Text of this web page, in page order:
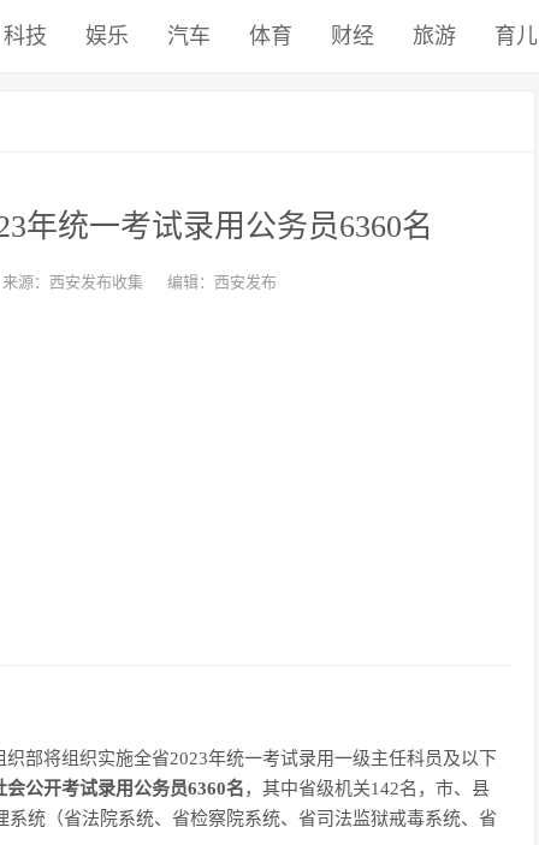
科技 娱乐 汽车 体育 财经 旅游 育儿
年统一考试录用公务员6360名
来源：西安发布收集 编辑：西安发布
部将组织实施全省2023年统一考试录用一级主任科员及以下
公开考试录用公务员6360名，其中省级机关142名，市、县
系统（省法院系统、省检察院系统、省司法监狱戒毒系统、省